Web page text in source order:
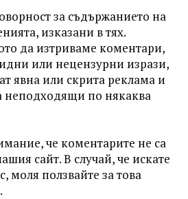
за съдържанието на
изказани в тях.
да изтриваме коментари,
или нецензурни изрази,
явна или скрита реклама и
неподходящи по някаква
че коментарите не са
сайт. В случай, че искате
моля ползвайте за това
.